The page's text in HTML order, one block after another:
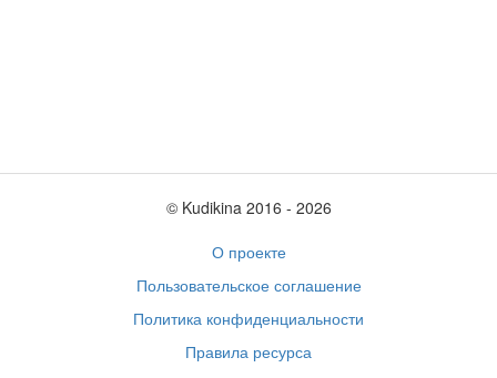
© Kudikina 2016 ‐ 2026
О проекте
Пользовательское соглашение
Политика конфиденциальности
Правила ресурса